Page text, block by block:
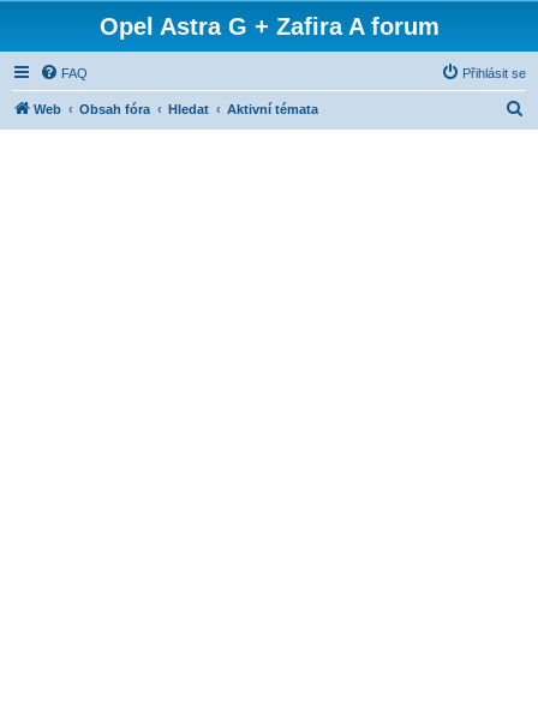
Opel Astra G + Zafira A forum
FAQ Přihlásit se
Web Obsah fóra Hledat Aktivní témata